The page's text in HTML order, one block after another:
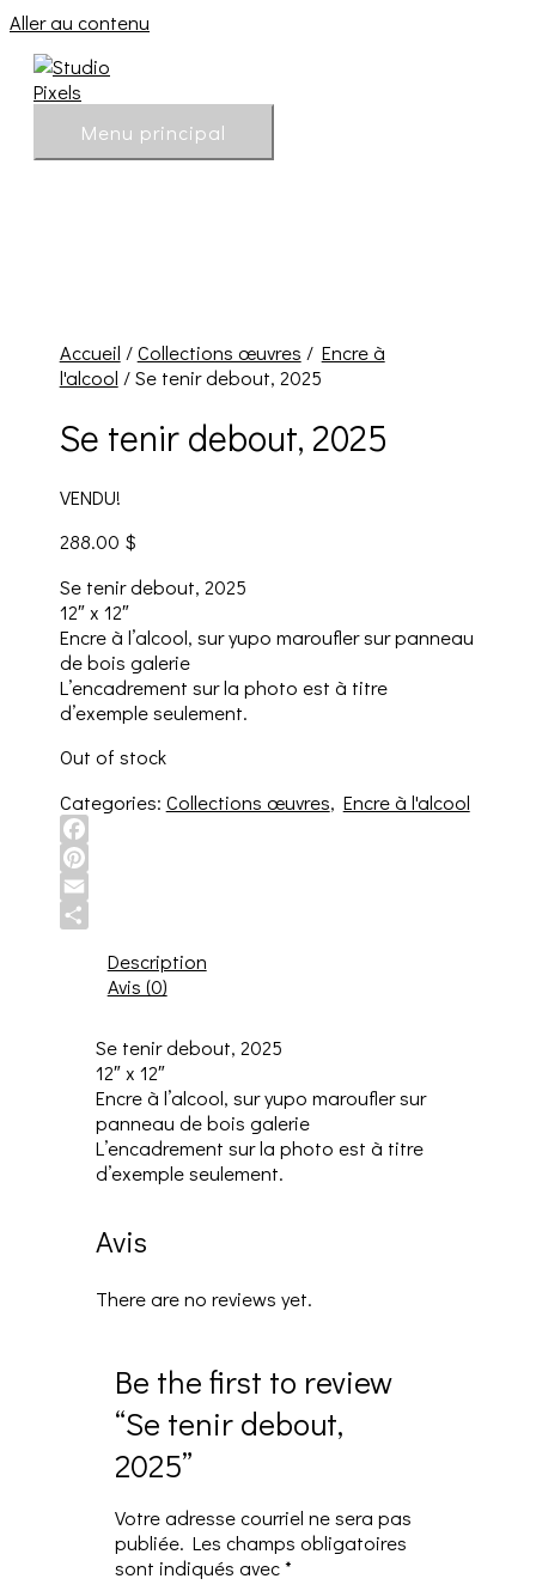
Aller au contenu
Menu principal
Accueil /Collections œuvres / Encre à
l'alcool / Se tenir debout, 2025
Se tenir debout, 2025
VENDU!
288.00 $
Se tenir debout, 2025
12″ x 12″
Encre à l’alcool, sur yupo maroufler sur panneau
de bois galerie
L’encadrement sur la photo est à titre
d’exemple seulement.
Out of stock
Categories: Collections œuvres, Encre à l'alcool
Facebook
Pinterest
Email
Description
Avis (0)
Se tenir debout, 2025
12″ x 12″
Encre à l’alcool, sur yupo maroufler sur
panneau de bois galerie
L’encadrement sur la photo est à titre
d’exemple seulement.
Avis
There are no reviews yet.
Be the first to review
“Se tenir debout,
2025”
Votre adresse courriel ne sera pas
publiée. Les champs obligatoires
sont indiqués avec*